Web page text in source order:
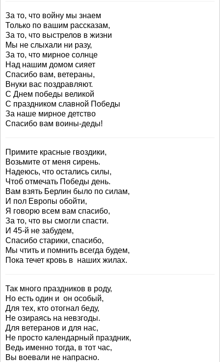
За то, что войну мы знаем
Только по вашим рассказам,
За то, что выстрелов в жизни
Мы не слыхали ни разу,
За то, что мирное солнце
Над нашим домом сияет
Спасибо вам, ветераны,
Внуки вас поздравляют.
С Днем победы великой
С праздником славной Победы
За наше мирное детство
Спасибо вам воины-деды!
Примите красные гвоздики,
Возьмите от меня сирень.
Надеюсь, что остались силы,
Чтоб отмечать Победы день.
Вам взять Берлин было по силам,
И пол Европы обойти,
Я говорю всем вам спасибо,
За то, что вы смогли спасти.
И 45-й не забудем,
Спасибо старики, спасибо,
Мы чтить и помнить всегда будем,
Пока течет кровь в наших жилах.
Так много праздников в роду,
Но есть один и он особый,
Для тех, кто отогнал беду,
Не озираясь на невзгоды.
Для ветеранов и для нас,
Не просто календарный праздник,
Ведь именно тогда, в тот час,
Вы воевали не напрасно.